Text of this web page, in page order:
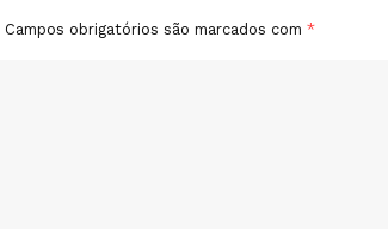
Campos obrigatórios são marcados com *